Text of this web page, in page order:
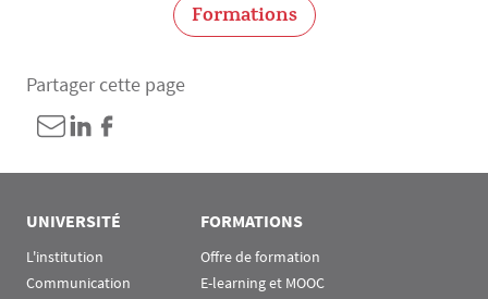
Formations
Partager cette page
UNIVERSITÉ
L'institution
Communication
FORMATIONS
Offre de formation
E-learning et MOOC